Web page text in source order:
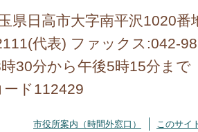
県日高市大字南平沢1020番
代表) ファックス:042-
30分から午後5時15分まで
ード112429
市役所案内（時間外窓口）
このサイ